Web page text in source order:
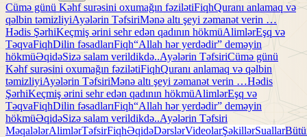
Cümə günü Kəhf surəsini oxumağın fəzilətiFiqhQuranı anlamaq və
qəlbin təmizliyiAyələrin TəfsiriMənə altı şeyi zəmanət verin …
Hədis ŞərhiKeçmiş ərini sehr edən qadının hökmüAlimlərEşq və
TəqvaFiqhDilin fəsadlarıFiqh“Allah hər yerdədir” deməyin
hökmüƏqidəSizə salam verildikdə..Ayələrin TəfsiriCümə günü
Kəhf surəsini oxumağın fəzilətiFiqhQuranı anlamaq və qəlbin
təmizliyiAyələrin TəfsiriMənə altı şeyi zəmanət verin …Hədis
ŞərhiKeçmiş ərini sehr edən qadının hökmüAlimlərEşq və
TəqvaFiqhDilin fəsadlarıFiqh“Allah hər yerdədir” deməyin
hökmüƏqidəSizə salam verildikdə..Ayələrin Təfsiri
MəqalələrAlimlərTəfsirFiqhƏqidəDərslərVideolarŞəkillərSuallar